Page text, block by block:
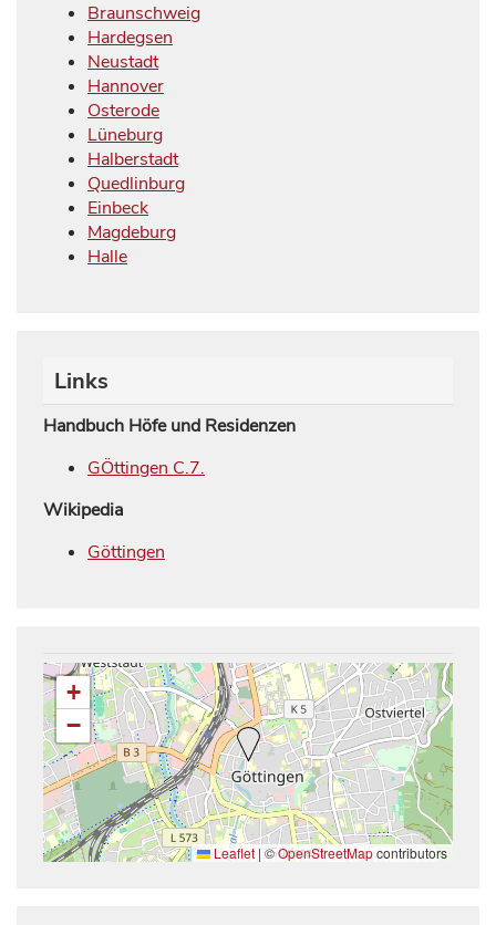
Braunschweig
Hardegsen
Neustadt
Hannover
Osterode
Lüneburg
Halberstadt
Quedlinburg
Einbeck
Magdeburg
Halle
Links
Handbuch Höfe und Residenzen
GÖttingen C.7.
Wikipedia
Göttingen
+
−
Leaflet | ©OpenStreetMapcontributors